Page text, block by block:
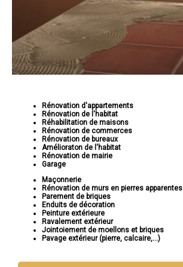
Rénovation d'appartements
Rénovation de l'habitat
Réhabilitation de maisons
Rénovation de commerces
Rénovation de bureaux
Amélioraton de l'habitat
Rénovation de mairie
Garage
Maçonnerie
Rénovation de murs en pierres apparentes
Parement de briques
Enduits de décoration
Peinture extérieure
Ravalement extérieur
Jointoiement de moellons et briques
Pavage extérieur (pierre, calcaire,...)